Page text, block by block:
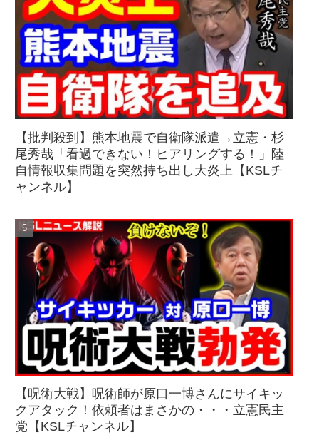
【批判殺到】熊本地震で自衛隊派遣→立憲・杉
尾秀哉「看過できない！ヒアリングする！」陸
自情報収集問題を突然持ち出し大炎上【KSLチ
ャンネル】
【呪術大戦】呪術師が原口一博さんにサイキッ
クアタック！依頼者はまさかの・・・立憲民主
党【KSLチャンネル】